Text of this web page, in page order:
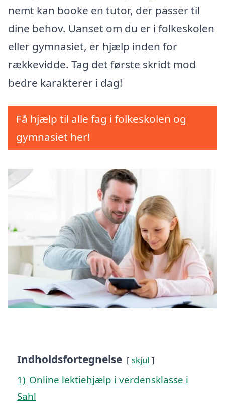
nemt kan booke en tutor, der passer til
dine behov. Uanset om du er i folkeskolen
eller gymnasiet, er hjælp inden for
rækkevidde. Tag det første skridt mod
bedre karakterer i dag!
Få hjælp til alle fag i folkeskolen og
gymnasiet her!
Indholdsfortegnelse skjul
1) Online lektiehjælp i verdensklasse i
Sahl